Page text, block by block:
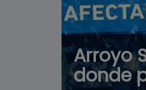
Arroyo
donde